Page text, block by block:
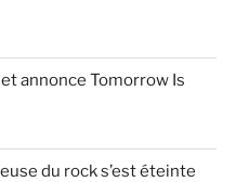
annonce Tomorrow Is
du rock s’est éteinte